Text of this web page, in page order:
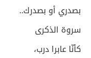
بصدري أو بصدرك..
سروة الذكرى
كأنّا عابرا درب،